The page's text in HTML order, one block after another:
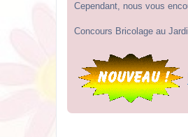
Cependant, nous vous
Concours Bricolage au